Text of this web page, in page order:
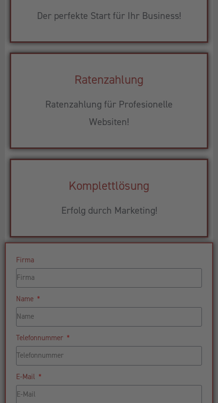
Der perfekte Start für Ihr Business!
Ratenzahlung
Ratenzahlung für Profesionelle
Websiten!
Komplettlösung
Erfolg durch Marketing!
Firma
Name
Telefonnummer
E-Mail